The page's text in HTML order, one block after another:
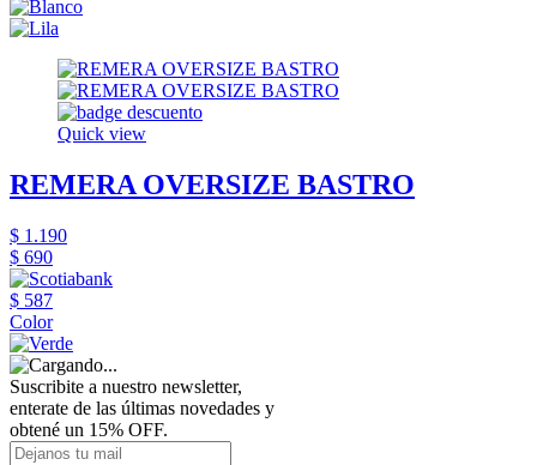
Quick view
REMERA OVERSIZE BASTRO
$ 1.190
$ 690
$ 587
Color
Suscribite a nuestro newsletter,
enterate de las últimas novedades y
obtené un 15% OFF.